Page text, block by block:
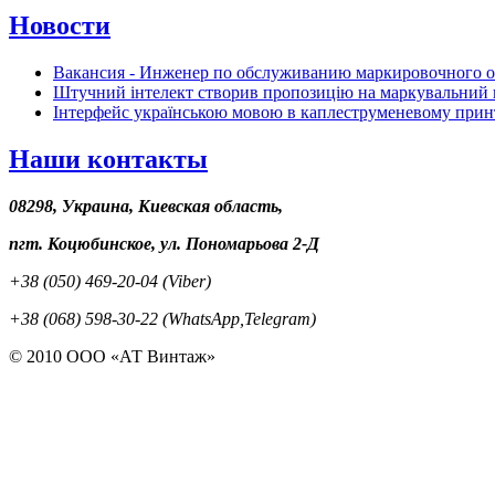
Новости
Вакансия - Инженер по обслуживанию маркировочного
Штучний інтелект створив пропозицію на маркувальний
Інтерфейс українською мовою в каплеструменевому
Наши контакты
08298, Украина, Киевская область,
пгт. Коцюбинское, ул. Пономарьова 2-Д
+38 (050) 469-20-04 (Viber)
+38 (068) 598-30-22 (WhatsApp,Telegram)
© 2010 ООО «АТ Винтаж»